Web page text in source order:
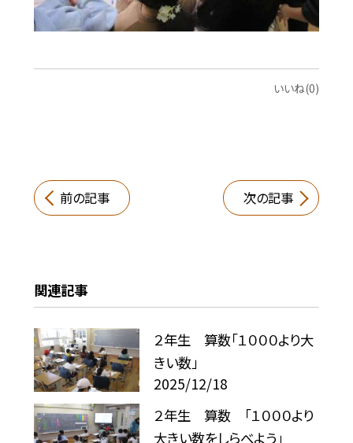
いいね(0)
前の記事 次の記事
関連記事
２年生 算数「１０００より大
きい数」
2025/12/18
２年生 算数 「１０００より
大きい数をしらべよう」